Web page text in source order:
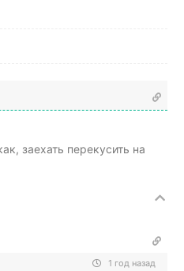
заехать перекусить на
1 год назад